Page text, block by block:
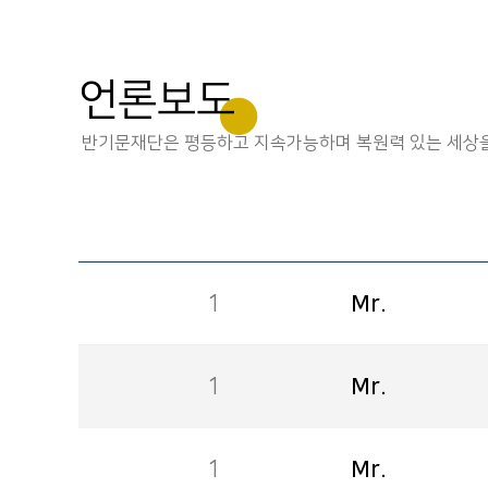
언론보도
반기문재단은 평등하고 지속가능하며 복원력 있는 세상
1 Mr.
1 Mr.
1 Mr.